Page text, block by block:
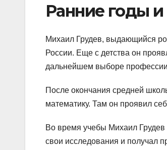
Ранние годы
Михаил Грудев, выдающийся
России. Еще с детства он
дальнейшем выборе
После окончания средней
математику. Там он проявил
Во время учебы Михаил Грудев
свои исследования и получал